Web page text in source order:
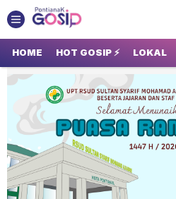
GOSIP PONTIANAK
Tempatnya Gosip Terupdate
HOME HOT GOSIP ⚡ LOKAL